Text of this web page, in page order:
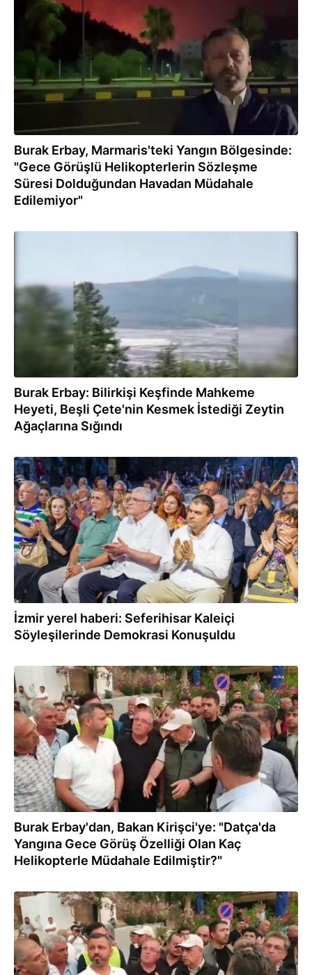
22.09.2022
Burak Erbay, Marmaris'teki Yangın Bölgesinde:
"Gece Görüşlü Helikopterlerin Sözleşme
Süresi Dolduğundan Havadan Müdahale
Edilemiyor"
Burak Erbay: Bilirkişi Keşfinde Mahkeme
Heyeti, Beşli Çete'nin Kesmek İstediği Zeytin
Ağaçlarına Sığındı
06.08.2022
İzmir yerel haberi: Seferihisar Kaleiçi
Söyleşilerinde Demokrasi Konuşuldu
27.07.2022
Burak Erbay'dan, Bakan Kirişci'ye: "Datça'da
Yangına Gece Görüş Özelliği Olan Kaç
Helikopterle Müdahale Edilmiştir?"
14.07.2022